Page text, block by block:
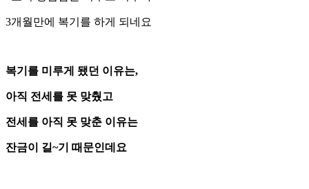
3개월만에 복기를 하게 되네요
복기를 미루게 됐던 이유는,
아직 전세를 못 맞췄고
전세를 아직 못 맞춘 이유는
잔금이 길~기 때문인데요